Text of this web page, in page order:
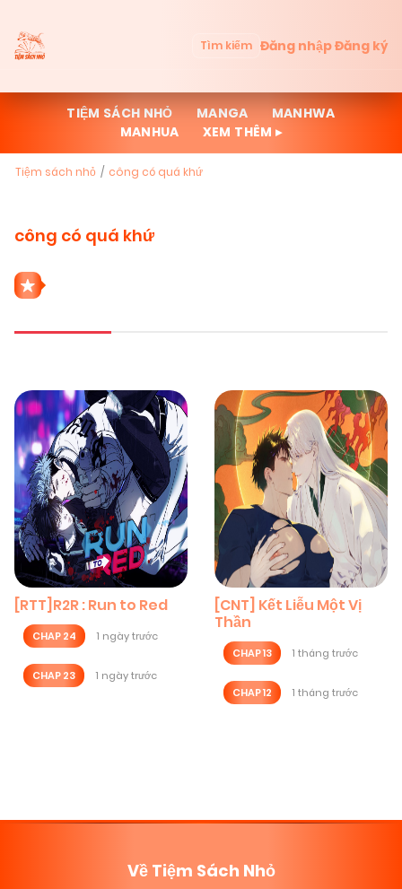
Tìm kiếm Đăng nhậpĐăng ký
TIỆM SÁCH NHỎ MANGA
MANHWA
MANHUA
XEM THÊM ▸
Tiệm sách nhỏ công có quá khứ
công có quá khứ
[RTT]R2R : Run to Red
CHAP 24 1 ngày trước
CHAP 23 1 ngày trước
[CNT] Kết Liễu Một Vị
Thần
CHAP 13 1 tháng trước
CHAP 12 1 tháng trước
Về Tiệm Sách Nhỏ